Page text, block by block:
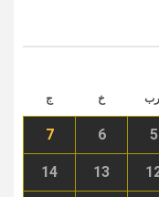
خ ج
5
6
7
13
14